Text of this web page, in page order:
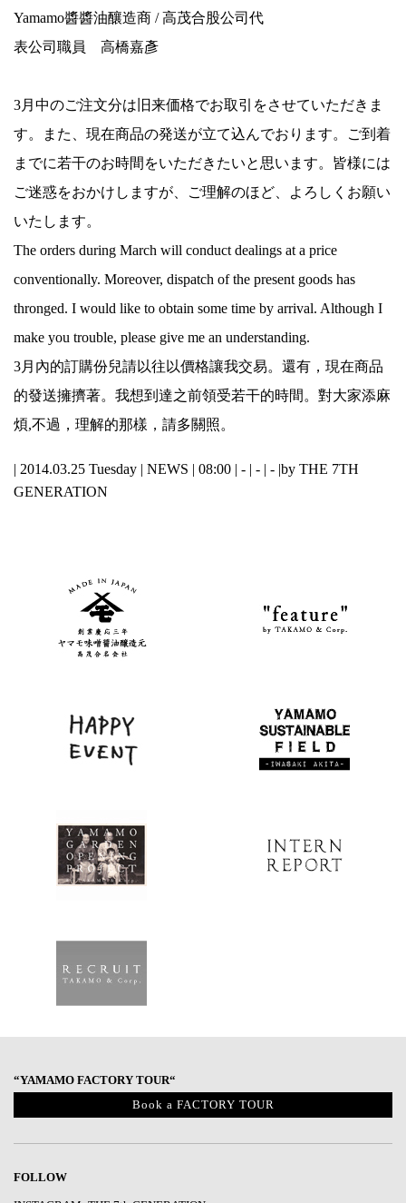
Yamamo醬醬油釀造商 / 高茂合股公司代
表公司職員 高橋嘉彥
3月中のご注文分は旧来価格でお取引をさせていただきま
す。また、現在商品の発送が立て込んでおります。ご到着
までに若干のお時間をいただきたいと思います。皆様には
ご迷惑をおかけしますが、ご理解のほど、よろしくお願い
いたします。
The orders during March will conduct dealings at a price
conventionally. Moreover, dispatch of the present goods has
thronged. I would like to obtain some time by arrival. Although I
make you trouble, please give me an understanding.
3月內的訂購份兒請以往以價格讓我交易。還有，現在商品
的發送擁擠著。我想到達之前領受若干的時間。對大家添麻
煩,不過，理解的那樣，請多關照。
| 2014.03.25 Tuesday | NEWS | 08:00 | - | - | - | by THE 7TH
GENERATION
“YAMAMO FACTORY TOUR“
Book a FACTORY TOUR
FOLLOW